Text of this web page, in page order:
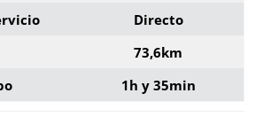
Directo
73,6km
1h y 35min